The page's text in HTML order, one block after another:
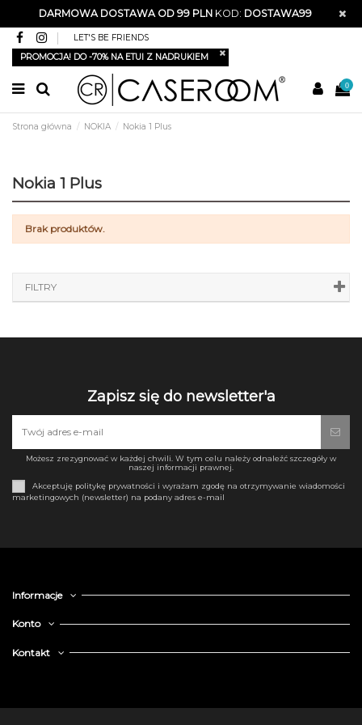
DARMOWA DOSTAWA OD 99 PLNKOD: DOSTAWA99
LET'S BE FRIENDS
PROMOCJA! DO -70% NA ETUI Z NADRUKIEM
0
Strona główna NOKIA Nokia 1 Plus
Nokia 1 Plus
Brak produktów.
FILTRY
Zapisz się do newsletter'a
Możesz zrezygnować w każdej chwili. W tym celu należy odnaleźć szczegóły w
naszej informacji prawnej.
Akceptuję politykę prywatności i wyrażam zgodę na otrzymywanie wiadomości
marketingowych (newsletter) na podany adres e-mail
Informacje
Konto
Kontakt